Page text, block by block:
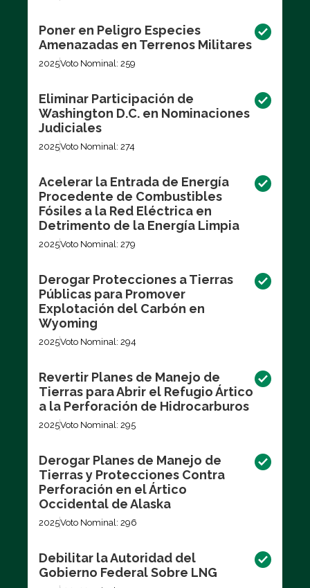
Poner en Peligro Especies
Amenazadas en Terrenos Militares
2025Voto Nominal: 259
Eliminar Participación de
Washington D.C. en Nominaciones
Judiciales
2025Voto Nominal: 274
Acelerar la Entrada de Energía
Procedente de Combustibles
Fósiles a la Red Eléctrica en
Detrimento de la Energía Limpia
2025Voto Nominal: 279
Derogar Protecciones a Tierras
Públicas para Promover
Explotación del Carbón en
Wyoming
2025Voto Nominal: 294
Revertir Planes de Manejo de
Tierras para Abrir el Refugio Ártico
a la Perforación de Hidrocarburos
2025Voto Nominal: 295
Derogar Planes de Manejo de
Tierras y Protecciones Contra
Perforación en el Ártico
Occidental de Alaska
2025Voto Nominal: 296
Debilitar la Autoridad del
Gobierno Federal Sobre LNG